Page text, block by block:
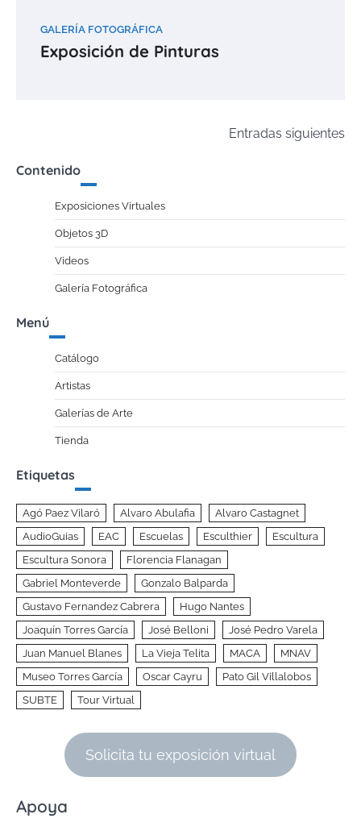
GALERÍA FOTOGRÁFICA
Exposición de Pinturas
de
entradas
Entradas siguientes
Contenido
Exposiciones Virtuales
Objetos 3D
Videos
Galería Fotográfica
Menú
Catálogo
Artistas
Galerías de Arte
Tienda
Etiquetas
Agó Paez Vilaró Alvaro Abulafia
Alvaro Castagnet
AudioGuias
EAC Escuelas Esculthier
Escultura
Escultura Sonora
Florencia Flanagan
Gabriel Monteverde
Gonzalo Balparda
Gustavo Fernandez Cabrera
Hugo Nantes
Joaquín Torres García
José Belloni
José Pedro Varela
Juan Manuel Blanes
La Vieja Telita MACA
MNAV
Museo Torres García
Oscar Cayru
Pato Gil Villalobos
SUBTE
Tour Virtual
Solicita tu exposición virtual
Apoya